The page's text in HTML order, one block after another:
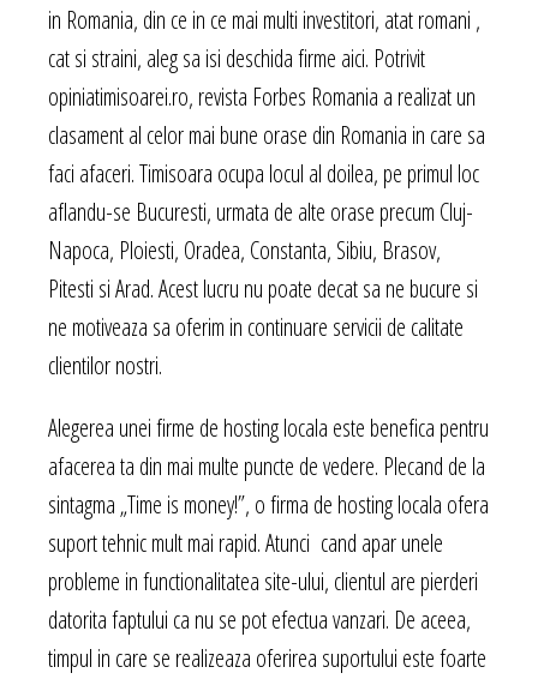
in Romania, din ce in ce mai multi investitori, atat romani ,
cat si straini, aleg sa isi deschida firme aici. Potrivit
opiniatimisoarei.ro, revista Forbes Romania a realizat un
clasament al celor mai bune orase din Romania in care sa
faci afaceri. Timisoara ocupa locul al doilea, pe primul loc
aflandu-se Bucuresti, urmata de alte orase precum Cluj-
Napoca, Ploiesti, Oradea, Constanta, Sibiu, Brasov,
Pitesti si Arad. Acest lucru nu poate decat sa ne bucure si
ne motiveaza sa oferim in continuare servicii de calitate
clientilor nostri.
Alegerea unei firme de hosting locala este benefica pentru
afacerea ta din mai multe puncte de vedere. Plecand de la
sintagma „Time is money!”, o firma de hosting locala ofera
suport tehnic mult mai rapid. Atunci cand apar unele
probleme in functionalitatea site-ului, clientul are pierderi
datorita faptului ca nu se pot efectua vanzari. De aceea,
timpul in care se realizeaza oferirea suportului este foarte